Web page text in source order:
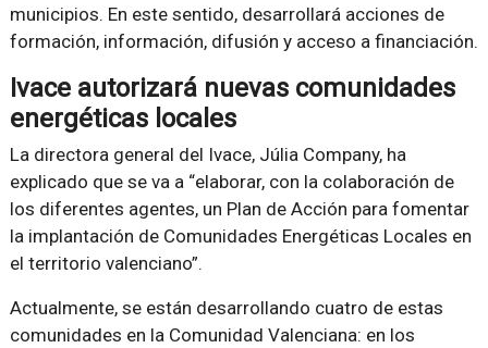
municipios. En este sentido, desarrollará acciones de
formación, información, difusión y acceso a financiación.
Ivace autorizará nuevas comunidades
energéticas locales
La directora general del Ivace, Júlia Company, ha
explicado que se va a “elaborar, con la colaboración de
los diferentes agentes, un Plan de Acción para fomentar
la implantación de Comunidades Energéticas Locales en
el territorio valenciano”.
Actualmente, se están desarrollando cuatro de estas
comunidades en la Comunidad Valenciana: en los